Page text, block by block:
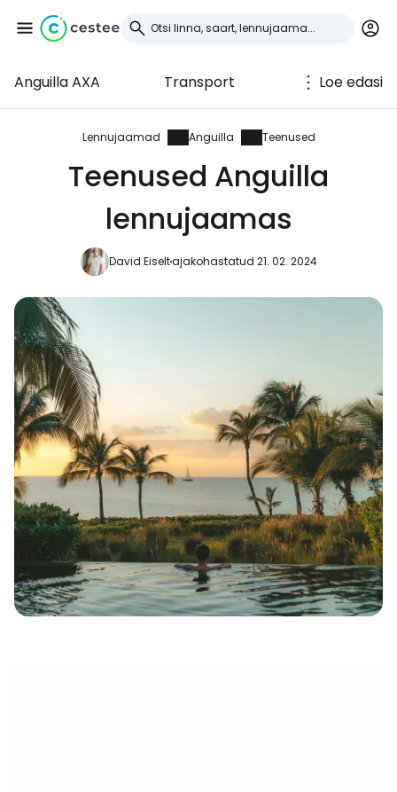
Anguilla AXA Transport Loe edasi
Lennujaamad Anguilla Teenused
Teenused Anguilla
lennujaamas
David Eiseltajakohastatud 21. 02. 2024
Logi sisse
Cestee'sse
... ülemaailmne reisikogukond
Jätka Google'iga